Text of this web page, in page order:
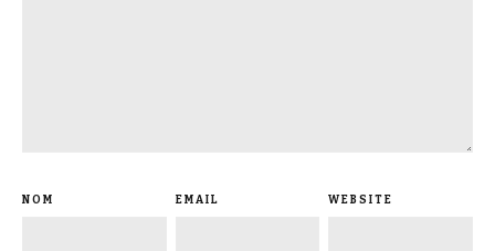
NOM EMAIL WEBSITE